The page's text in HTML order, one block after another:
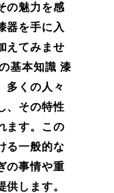
の魅力を感
器を手に入
えてみませ
基本知識 漆
多くの人々
、その特性
ます。この
る一般的な
の事情や重
します。